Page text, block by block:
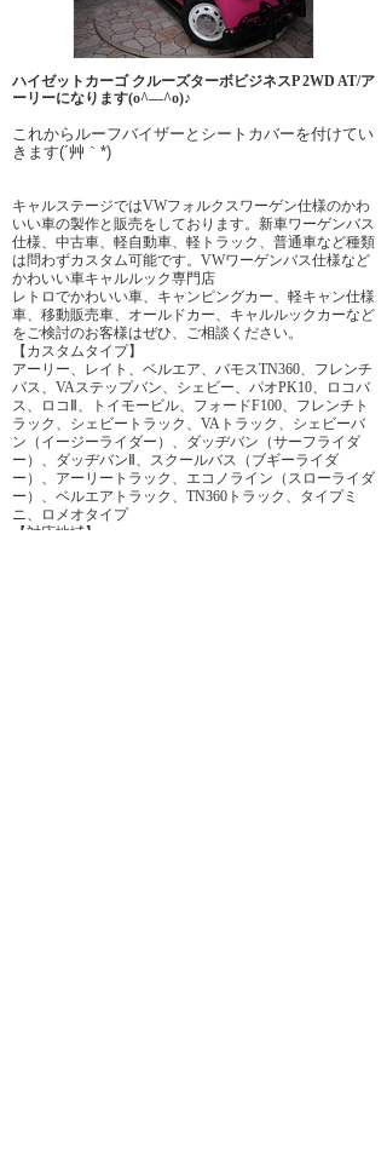
ハイゼットカーゴ クルーズターボビジネスP 2WD AT/ア
ーリーになります(o^―^o)♪
これからルーフバイザーとシートカバーを付けてい
きます(´艸｀*)
キャルステージではVWフォルクスワーゲン仕様のかわ
いい車の製作と販売をしております。新車ワーゲンバス
仕様、中古車、軽自動車、軽トラック、普通車など種類
は問わずカスタム可能です。VWワーゲンバス仕様など
かわいい車キャルルック専門店
レトロでかわいい車、キャンピングカー、軽キャン仕様
車、移動販売車、オールドカー、キャルルックカーなど
をご検討のお客様はぜひ、ご相談ください。
【カスタムタイプ】
アーリー、レイト、ベルエア、バモスTN360、フレンチ
バス、VAステップバン、シェビー、パオPK10、ロコバ
ス、ロコⅡ、トイモービル、フォードF100、フレンチト
ラック、シェビートラック、VAトラック、シェビーバ
ン（イージーライダー）、ダッヂバン（サーフライダ
ー）、ダッヂバンⅡ、スクールバス（ブギーライダ
ー）、アーリートラック、エコノライン（スローライダ
ー）、ベルエアトラック、TN360トラック、タイプミ
ニ、ロメオタイプ
【対応地域】